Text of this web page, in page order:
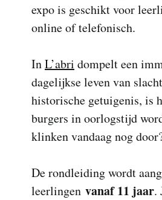
expo is geschikt voor
online of telefonisch.
InL’abri dompelt een
dagelijkse leven van
historische getuigenis, is
burgers in oorlogstijd
klinken vandaag nog
De rondleiding wordt
leerlingen vanaf 11 jaar.